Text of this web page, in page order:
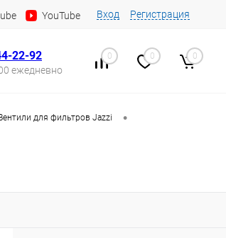
YouTube Вход Регистрация
22-92
ежедневно
0 0 0
для фильтров Jazzi •